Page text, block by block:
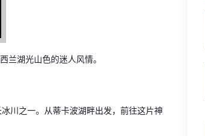
兰湖光山色的迷人风情。
川之一。从蒂卡波湖畔出发，前往这片神